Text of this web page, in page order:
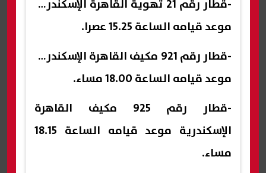
-قطار رقم 21 تهوية القاهرة الإسكندرية
موعد قيامه الساعة 15.25 عصرا.
-قطار رقم 921 مكيف القاهرة الإسكندرية
موعد قيامه الساعة 18.00 مساء.
-قطار رقم 925 مكيف القاهرة
الإسكندرية موعد قيامه الساعة 18.15
مساء.